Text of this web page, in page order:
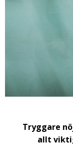
Tryggare
allt